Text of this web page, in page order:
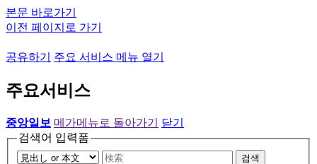
본문 바로가기
이전 페이지로 가기
공유하기 주요 서비스 메뉴 열기
주요서비스
중앙일보 메가메뉴로 돌아가기
닫기
검색어 입력폼
검색